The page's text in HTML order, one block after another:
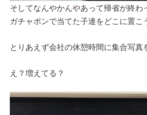
そしてなんやかんやあって帰省が終わ
ガチャポンで当てた子達をどこに置こ
とりあえず会社の休憩時間に集合写真
え？増えてる？